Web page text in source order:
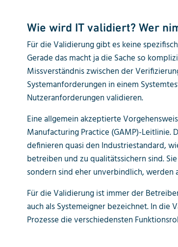
Wie wird IT validiert? Wer
Für die Validierung gibt es keine
Gerade das macht ja die Sache so
Missverständnis zwischen der
Systemanforderungen in einem
Nutzeranforderungen validieren.
Eine allgemein akzeptierte
Manufacturing Practice (GAMP)-Leitlinie.
definieren quasi den Industriestandard,
betreiben und zu qualitätssichern sind.
sondern sind eher unverbindlich, werden
Für die Validierung ist immer der
auch als Systemeigner bezeichnet. In die
Prozesse die verschiedensten